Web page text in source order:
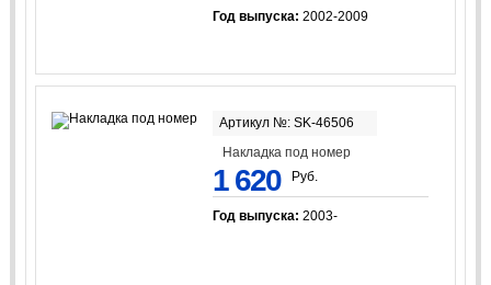
Год выпуска: 2002-2009
Артикул №: SK-46506
Накладка под номер
1 620 Руб.
Год выпуска: 2003-